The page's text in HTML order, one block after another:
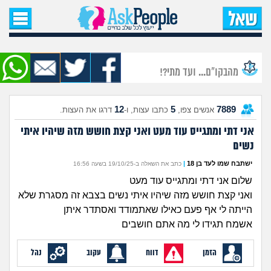
עמוד הבית
שאל שאלה
שאלות חדשות
שאלות שעוררו עניין
מתחם הטיפים
מדורים
מהבקו"ם... ועד מתי?!
7889 אנשים צפו, 5 כתבו עצות, ו-12 דרגו את העצות.
אני דתי ומתגייס עוד מעט ואני קצת חושש מזה שיהיו איתי
נשים
ישתבח שמו לעד בן 18 | כתב את השאלה ב-19/10/25 בשעה 16:56
שלום אני דתי ומתגייס עוד מעט
ואני קצת חושש מזה שיהיו איתי נשים בצבא זה מסגרת שלא
הייתה לי אף פעם כאילו שאתמודד ואסתדר איתן
אשמח תגידו לי מה אתם חושבים
הזמן דווח עקוב נהל